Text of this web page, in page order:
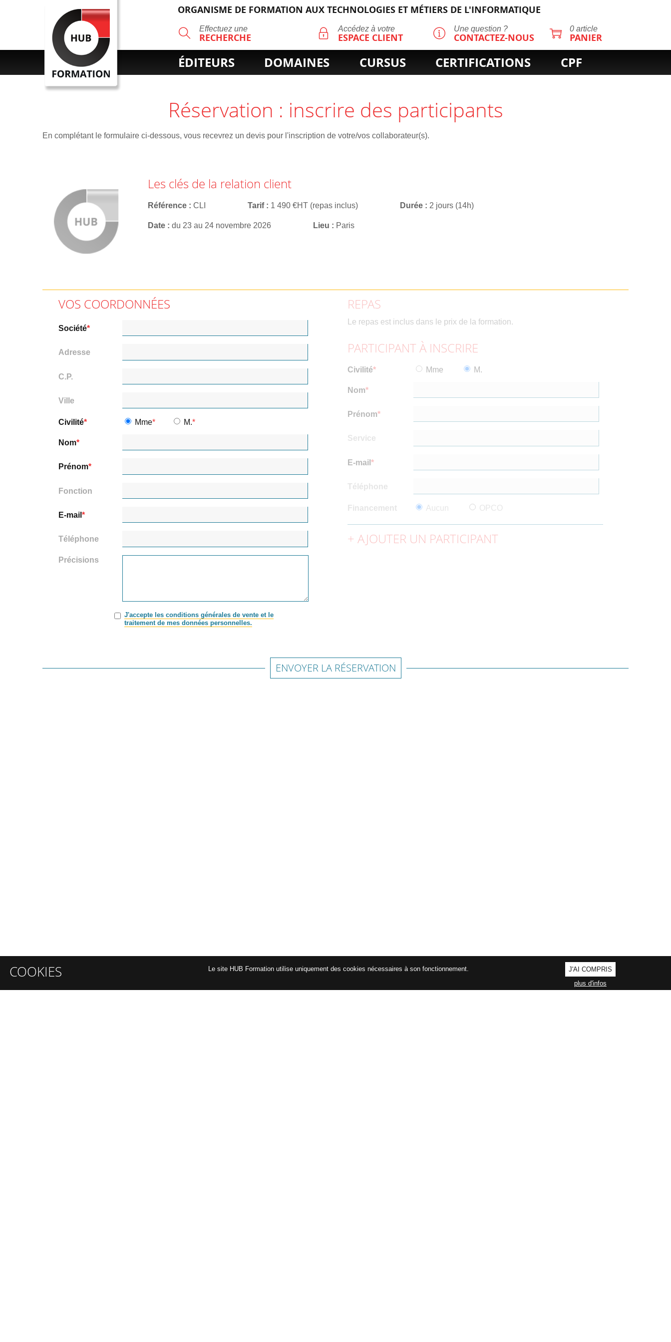
ORGANISME DE FORMATION AUX TECHNOLOGIES ET MÉTIERS DE L'INFORMATIQUE
Effectuez une
RECHERCHE
RECHERCHE Accédez à votre
ESPACE CLIENT
Une question ?
CONTACTEZ-NOUS
0 article
PANIER
ÉDITEURS DOMAINES CURSUS CERTIFICATIONS CPF
Réservation : inscrire des participants
En complétant le formulaire ci-dessous, vous recevrez un devis pour l'inscription de votre/vos collaborateur(s).
Les clés de la relation client
Référence CLI Tarif 1 490 €HT (repas inclus) Durée 2 jours (14h)
Date du 23 au 24 novembre 2026 Lieu Paris
VOS COORDONNÉES
Société
Adresse
C.P.
Ville
Civilité Mme M.
Nom
Prénom
Fonction
E-mail
Téléphone
Précisions
J'accepte les conditions générales de vente et le
traitement de mes données personnelles.
REPAS
Le repas est inclus dans le prix de la formation.
PARTICIPANT À INSCRIRE
Civilité Mme M.
Nom
Prénom
Service
E-mail
Téléphone
Financement Aucun OPCO
AJOUTER UN PARTICIPANT
ENVOYER LA RÉSERVATION
COOKIES Le site HUB Formation utilise uniquement des cookies nécessaires à son fonctionnement.
J'AI COMPRIS
plus d'infos